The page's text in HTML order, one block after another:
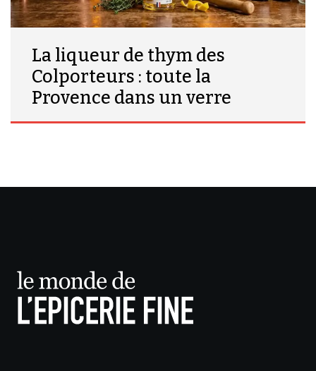
La liqueur de thym des
Colporteurs : toute la
Provence dans un verre